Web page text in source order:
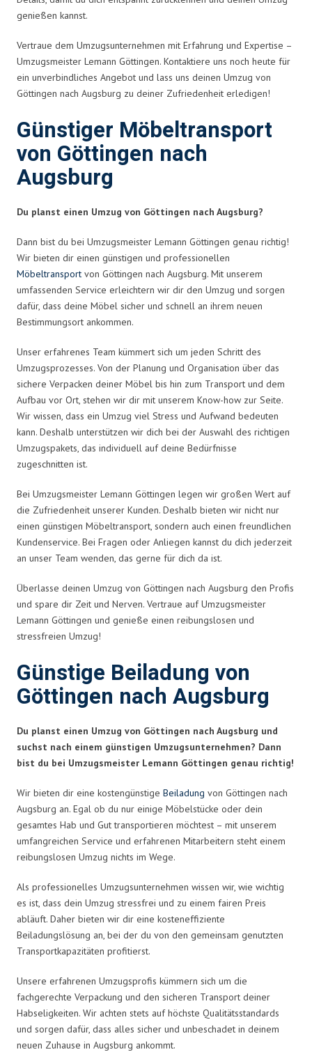
genießen kannst.
Vertraue dem Umzugsunternehmen mit Erfahrung und Expertise –
Umzugsmeister Lemann Göttingen. Kontaktiere uns noch heute für
ein unverbindliches Angebot und lass uns deinen Umzug von
Göttingen nach Augsburg zu deiner Zufriedenheit erledigen!
Günstiger Möbeltransport
von Göttingen nach
Augsburg
Du planst einen Umzug von Göttingen nach Augsburg?
Dann bist du bei Umzugsmeister Lemann Göttingen genau richtig!
Wir bieten dir einen günstigen und professionellen
Möbeltransport von Göttingen nach Augsburg. Mit unserem
umfassenden Service erleichtern wir dir den Umzug und sorgen
dafür, dass deine Möbel sicher und schnell an ihrem neuen
Bestimmungsort ankommen.
Unser erfahrenes Team kümmert sich um jeden Schritt des
Umzugsprozesses. Von der Planung und Organisation über das
sichere Verpacken deiner Möbel bis hin zum Transport und dem
Aufbau vor Ort, stehen wir dir mit unserem Know-how zur Seite.
Wir wissen, dass ein Umzug viel Stress und Aufwand bedeuten
kann. Deshalb unterstützen wir dich bei der Auswahl des richtigen
Umzugspakets, das individuell auf deine Bedürfnisse
zugeschnitten ist.
Bei Umzugsmeister Lemann Göttingen legen wir großen Wert auf
die Zufriedenheit unserer Kunden. Deshalb bieten wir nicht nur
einen günstigen Möbeltransport, sondern auch einen freundlichen
Kundenservice. Bei Fragen oder Anliegen kannst du dich jederzeit
an unser Team wenden, das gerne für dich da ist.
Überlasse deinen Umzug von Göttingen nach Augsburg den Profis
und spare dir Zeit und Nerven. Vertraue auf Umzugsmeister
Lemann Göttingen und genieße einen reibungslosen und
stressfreien Umzug!
Günstige Beiladung von
Göttingen nach Augsburg
Du planst einen Umzug von Göttingen nach Augsburg und
suchst nach einem günstigen Umzugsunternehmen? Dann
bist du bei Umzugsmeister Lemann Göttingen genau richtig!
Wir bieten dir eine kostengünstige Beiladung von Göttingen nach
Augsburg an. Egal ob du nur einige Möbelstücke oder dein
gesamtes Hab und Gut transportieren möchtest – mit unserem
umfangreichen Service und erfahrenen Mitarbeitern steht einem
reibungslosen Umzug nichts im Wege.
Als professionelles Umzugsunternehmen wissen wir, wie wichtig
es ist, dass dein Umzug stressfrei und zu einem fairen Preis
abläuft. Daher bieten wir dir eine kosteneffiziente
Beiladungslösung an, bei der du von den gemeinsam genutzten
Transportkapazitäten profitierst.
Unsere erfahrenen Umzugsprofis kümmern sich um die
fachgerechte Verpackung und den sicheren Transport deiner
Habseligkeiten. Wir achten stets auf höchste Qualitätsstandards
und sorgen dafür, dass alles sicher und unbeschadet in deinem
neuen Zuhause in Augsburg ankommt.